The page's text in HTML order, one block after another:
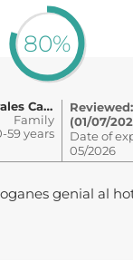
80%
By Concepcion Morales Cano
Family
59 years
(01/07/
Date of
05/2026
genial al